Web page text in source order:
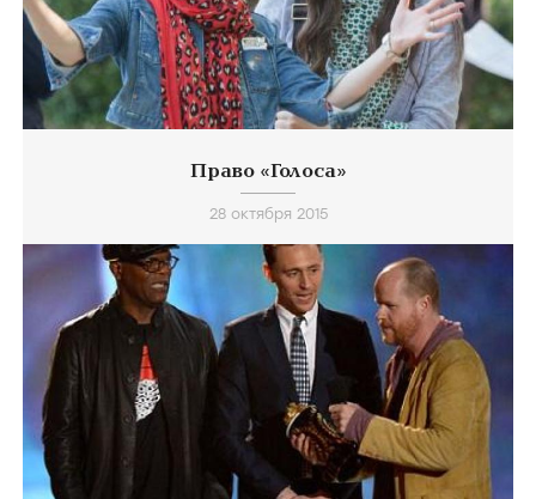
Право «Голоса»
28 октября 2015